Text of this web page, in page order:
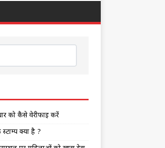
को कैसे वेरीफाई करें
स्टाम्प क्या है ?